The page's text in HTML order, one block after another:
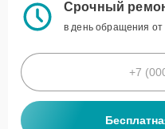
Срочный
в день обращения от